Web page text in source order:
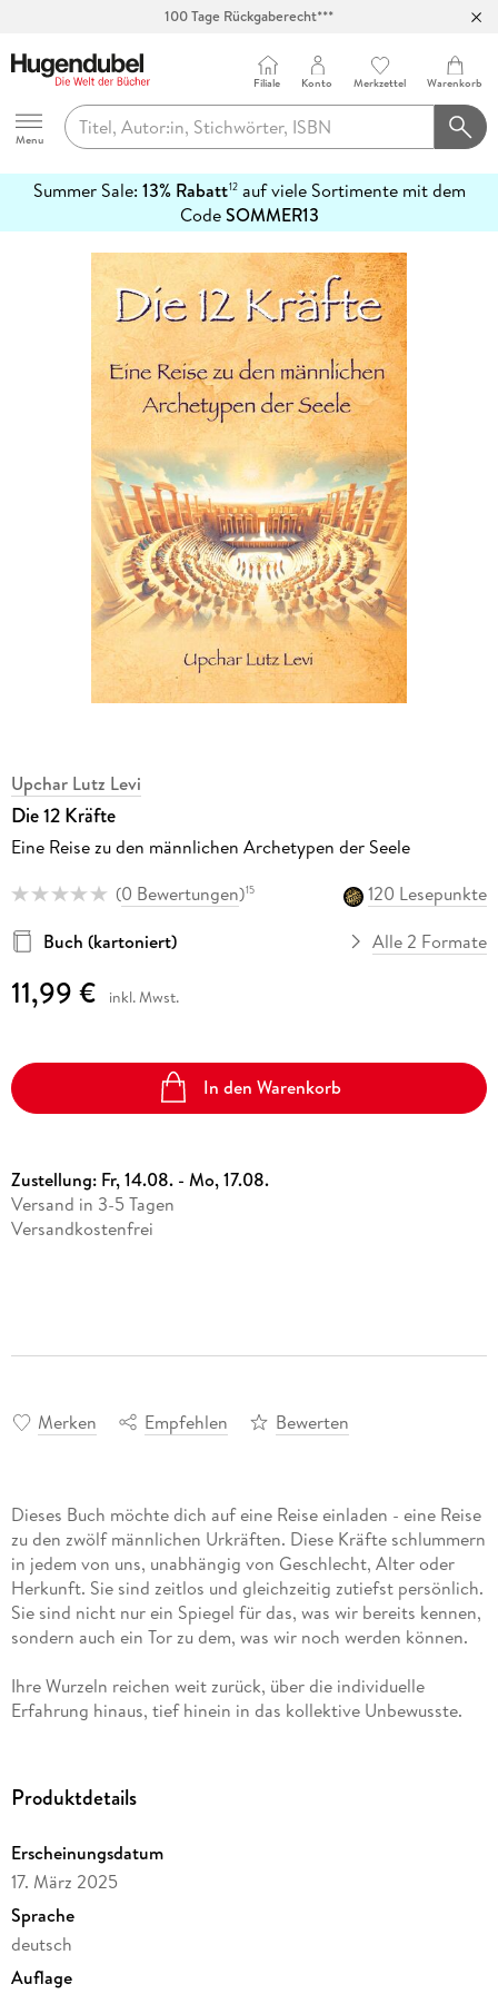
100 Tage Rückgaberecht***
Hugendubel
Menu
Filiale Konto Merkzettel Warenkorb
Summer Sale: 13% Rabatt12auf viele Sortimente mit dem
CodeSOMMER13
erfahren
Upchar Lutz Levi
Die 12 Kräfte
Eine Reise zu den männlichen Archetypen der Seele
(0 Bewertungen)15
120 Lesepunkte
Buch (kartoniert)
Alle 2 Formate
11,99 € inkl. Mwst.
In den Warenkorb
Zustellung: Fr, 14.08. - Mo, 17.08.
Versand in 3-5 Tagen
Versandkostenfrei
Merken Empfehlen Bewerten
Dieses Buch möchte dich auf eine Reise einladen - eine Reise
zu den zwölf männlichen Urkräften. Diese Kräfte schlummern
in jedem von uns, unabhängig von Geschlecht, Alter oder
Herkunft. Sie sind zeitlos und gleichzeitig zutiefst persönlich.
Sie sind nicht nur ein Spiegel für das, was wir bereits kennen,
sondern auch ein Tor zu dem, was wir noch werden können.
Ihre Wurzeln reichen weit zurück, über die individuelle
Erfahrung hinaus, tief hinein in das kollektive Unbewusste.
Kräfte sind spürbar, sie leben in uns, in unseren Handlungen,
unseren Träumen und in den Herausforderungen, denen wir
Sie erzählen von schöpferischer Macht und von verborgenen
Potenzialen, aber auch von den Prüfungen, die uns im Leben
begegnen. Sie sprechen von uralten Wahrheiten und von
neuen Möglichkeiten, von den tiefen Strömungen des Lebens
und den feinen Fäden, die alles miteinander verbinden. Sie
Produktdetails
Erscheinungsdatum
17. März 2025
Sprache
deutsch
Auflage